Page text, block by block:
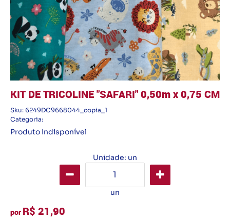
KIT DE TRICOLINE "SAFARI" 0,50m x 0,75 CM
Sku: 6249DC9668044_copia_1
Categoria:
Produto Indisponível
Unidade: un
un
por R$ 21,90